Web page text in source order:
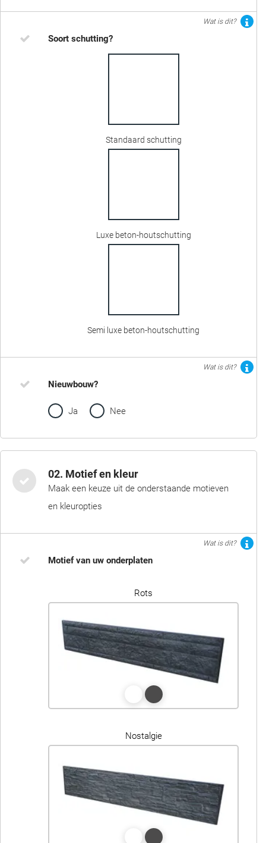
Wat is dit?
Soort schutting?
Standaard schutting
Luxe beton-houtschutting
Semi luxe beton-houtschutting
Wat is dit?
Nieuwbouw?
Ja Nee
02. Motief en kleur
Maak een keuze uit de onderstaande motieven
en kleuropties
Wat is dit?
Motief van uw onderplaten
Rots
Nostalgie